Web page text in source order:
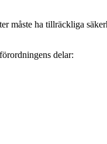
måste ha tillräckliga
delar: